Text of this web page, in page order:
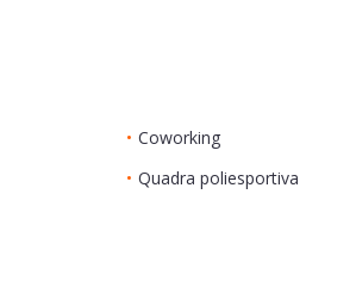
• Coworking
• Quadra poliesportiva